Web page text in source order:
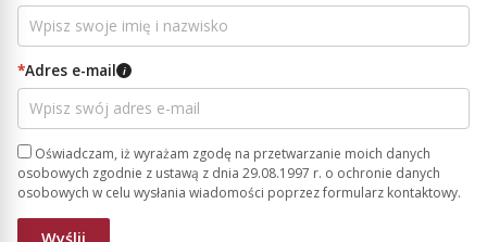
*Adres e-mail i
Oświadczam, iż wyrażam zgodę na przetwarzanie moich danych
osobowych zgodnie z ustawą z dnia 29.08.1997 r. o ochronie danych
osobowych w celu wysłania wiadomości poprzez formularz kontaktowy.